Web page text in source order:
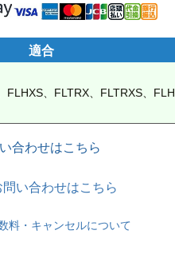
適合
FLHXS、FLTRX、FLTRXS、FLH
い合わせはこちら
料・キャンセルについて